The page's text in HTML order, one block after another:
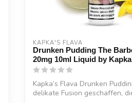
KAPKA'S FLAVA
Drunken Pudding The
20mg 10ml Liquid by
Kapka’s Flava Drunken
delikate Fusion geschaffen,